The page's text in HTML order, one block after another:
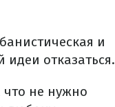
и
отказаться.
не нужно